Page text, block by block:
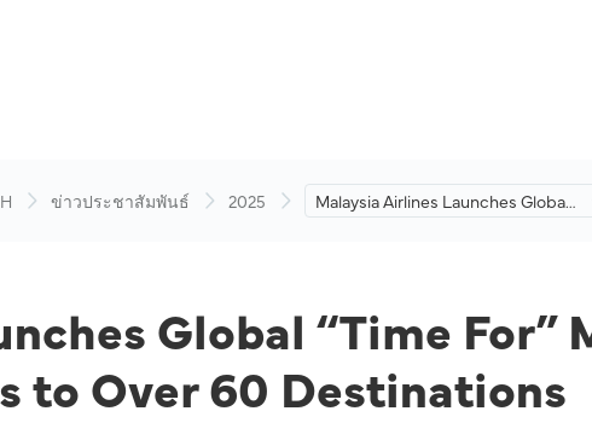
ข่าวประชาสัมพันธ์ 2025
Malaysia Airlines Launches Global
Global “Time For”
to Over 60 Destinations